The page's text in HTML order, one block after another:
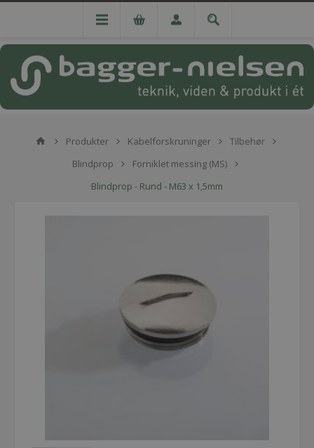
Produkter Kabelforskruninger
Tilbehør
Blindprop
Forniklet messing (MS)
Blindprop - Rund - M63 x 1,5mm